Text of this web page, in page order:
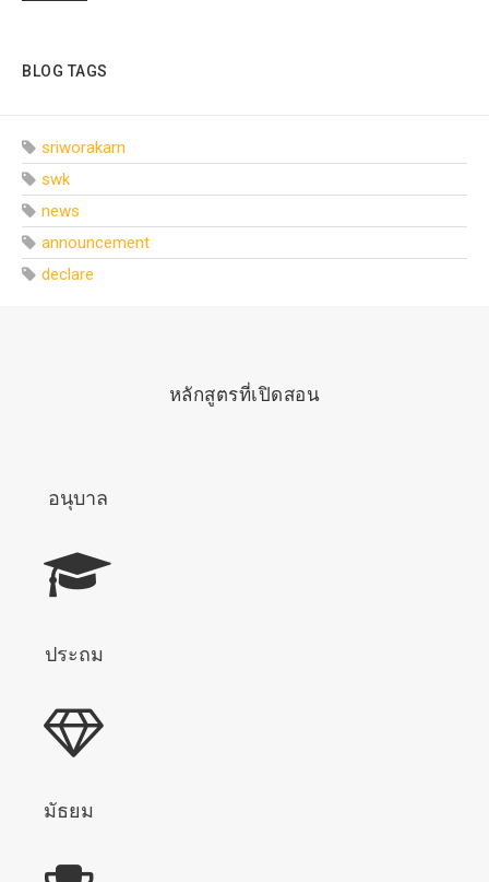
BLOG TAGS
sriworakarn
swk
news
announcement
declare
หลักสูตรที่เปิดสอน
อนุบาล
ประถม
มัธยม